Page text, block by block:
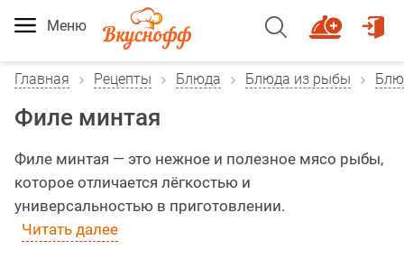
Меню
Главная Рецепты Блюда Блюда из рыбы
Филе минтая
Филе минтая — это нежное и полезное мясо рыбы,
которое отличается лёгкостью и
универсальностью в приготовлении.
Читать далее